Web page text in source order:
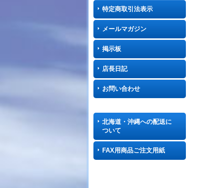
特定商取引法表示
メールマガジン
掲示板
店長日記
お問い合わせ
北海道・沖縄への配送に
ついて
FAX用商品ご注文用紙